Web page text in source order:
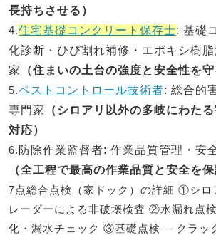
長持ちさせる）
4.住宅基礎コンクリート保存士: 基礎
化診断・ひび割れ補修・エポキシ樹
家
（住まいの土台の強度と安全性を守
5.ペストコントロール技術者: 総合的
専門家
（シロアリ以外の多岐にわた
対応）
6. 防除作業監督者: 作業品質管理・安
（全工程で最高の作業品質と安全を保
7点総合点検（家ドック）の詳細 ①シロ
レーダーによる非破壊検査 ②水漏れ点
化・漏水チェック ③基礎点検 ─ クラッ